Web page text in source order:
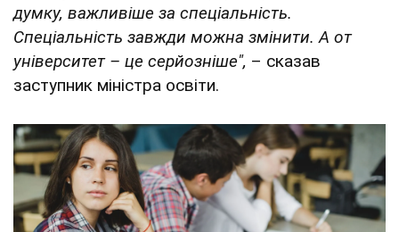
думку, важливіше за спеціальність.
Спеціальність завжди можна змінити. А от
університет – це серйозніше", – сказав
заступник міністра освіти.